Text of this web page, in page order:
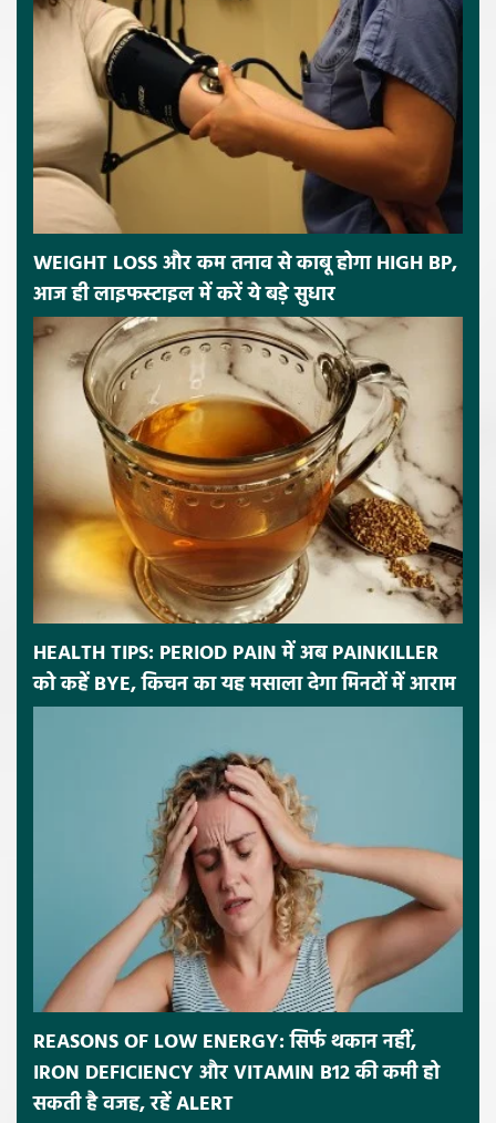
WEIGHT LOSS और कम तनाव से काबू होगा HIGH BP,
आज ही लाइफस्टाइल में करें ये बड़े सुधार
HEALTH TIPS: PERIOD PAIN में अब PAINKILLER
को कहें BYE, किचन का यह मसाला देगा मिनटों में आराम
REASONS OF LOW ENERGY: सिर्फ थकान नहीं,
IRON DEFICIENCY और VITAMIN B12 की कमी हो
सकती है वजह, रहें ALERT